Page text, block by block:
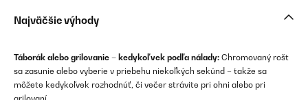
Najväčšie výhody
Táborák alebo grilovanie – kedykoľvek podľa nálady: Chromovaný rošt
sa zasunie alebo vyberie v priebehu niekoľkých sekúnd – takže sa
môžete kedykoľvek rozhodnúť, či večer strávite pri ohni alebo pri